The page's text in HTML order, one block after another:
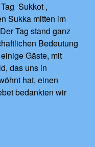
Sukkot ,
Sukka mitten im
Tag stand ganz
Bedeutung
Gäste, mit
das uns in
hat, einen
bedankten wir